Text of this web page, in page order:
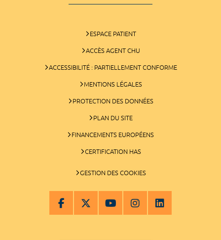
ESPACE PATIENT
ACCÈS AGENT CHU
ACCESSIBILITÉ : PARTIELLEMENT CONFORME
MENTIONS LÉGALES
PROTECTION DES DONNÉES
PLAN DU SITE
FINANCEMENTS EUROPÉENS
CERTIFICATION HAS
GESTION DES COOKIES